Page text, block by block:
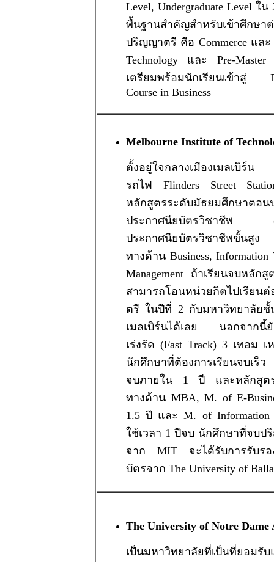
Level, Undergraduate Level ใ
พื้นฐานสำคัญสำหรับเข้าศึกษา
ปริญญาตรี คือ Commerce และ
Technology และ Pre-
เตรียมพร้อมนักเรียนเข้าสู่
Course in Business
Melbourne Institute of
ตั้งอยู่ใจกลางเมืองเมลเบิร์
รถไฟ Flinders Street
หลักสูตรระดับมัธยมศึกษาตอน
ประกาศนียบัตรวิชาชีพ
ประกาศนียบัตรวิชาชีพขั้นสูง
ทางด้าน Business, Information
Management ถ้าเรียนจบหลักสู
สามารถโอนหน่วยกิตไปเรียน
ตรี ในปีที่ 2 กับมหาวิทยาลัยชั้
เมลเบิร์นได้เลย นอกจากนี้
เร่งรัด (Fast Track) 3 เทอม เ
นักศึกษาที่ต้องการเรียนจบเร็
จบภายใน 1 ปี และหลักสูต
ทางด้าน MBA, M. of E-
1.5 ปี และ M. of Information
ใช้เวลา 1 ปีจบ นักศึกษาที่จบป
จาก MIT จะได้รับการรับรอ
บัตรจาก The University of
The University of Notre Dame
เป็นมหาวิทยาลัยที่เป็นที่ยอมรั